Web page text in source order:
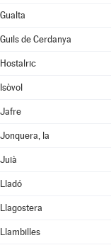
Gualta
Guils de Cerdanya
Hostalric
Isòvol
Jafre
Jonquera, la
Juià
Lladó
Llagostera
Llambilles